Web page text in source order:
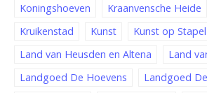
Koningshoeven Kraanvensche Heide
Kruikenstad
Kunst
Kunst op Stapel
Land van Heusden en Altena
Land
Landgoed De Hoevens
Landgoed